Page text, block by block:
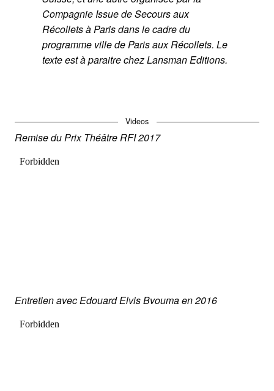
Compagnie Issue de Secours aux
Récollets à Paris dans le cadre du
programme ville de Paris aux Récollets. Le
texte est à paraitre chez Lansman Editions.
Videos
Remise du Prix Théâtre RFI 2017
Entretien avec Edouard Elvis Bvouma en 2016